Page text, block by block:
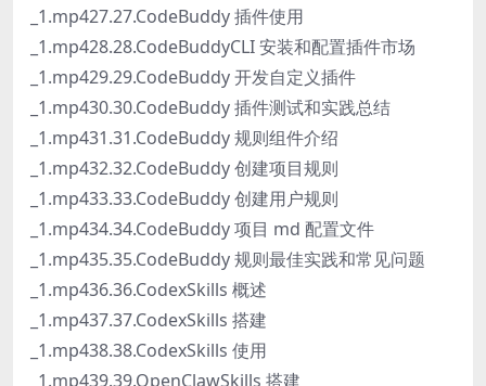
_1.mp427.27.CodeBuddy 插件使用
_1.mp428.28.CodeBuddyCLI 安装和配置插件市场
_1.mp429.29.CodeBuddy 开发自定义插件
_1.mp430.30.CodeBuddy 插件测试和实践总结
_1.mp431.31.CodeBuddy 规则组件介绍
_1.mp432.32.CodeBuddy 创建项目规则
_1.mp433.33.CodeBuddy 创建用户规则
_1.mp434.34.CodeBuddy 项目 md 配置文件
_1.mp435.35.CodeBuddy 规则最佳实践和常见问题
_1.mp436.36.CodexSkills 概述
_1.mp437.37.CodexSkills 搭建
_1.mp438.38.CodexSkills 使用
_1.mp439.39.OpenClawSkills 搭建